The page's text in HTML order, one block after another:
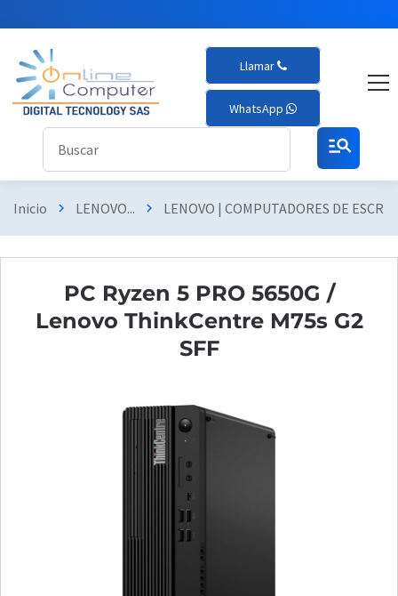
Llamar
WhatsApp
manage_search
Inicio chevron_right LENOVO... chevron_right LENOVO | COMPUTADORES DE
PC Ryzen 5 PRO 5650G /
Lenovo ThinkCentre M75s G2
SFF